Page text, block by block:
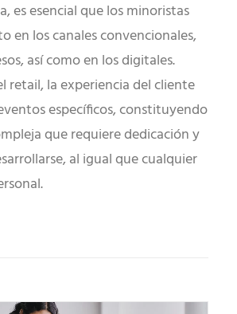
es esencial que los minoristas
en los canales convencionales,
así como en los digitales.
retail, la experiencia del cliente
específicos, constituyendo
que requiere dedicación y
al igual que cualquier